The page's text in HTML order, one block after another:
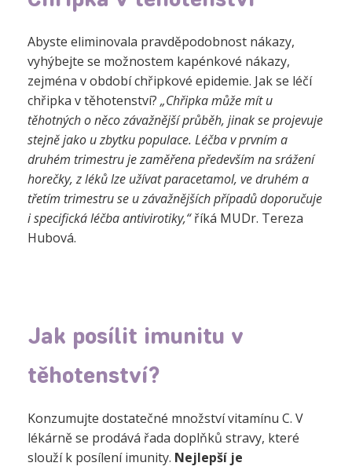
Abyste eliminovala pravděpodobnost nákazy,
vyhýbejte se možnostem kapénkové nákazy,
zejména v období chřipkové epidemie. Jak se léčí
chřipka v těhotenství? „Chřipka může mít u
těhotných o něco závažnější průběh, jinak se projevuje
stejně jako u zbytku populace. Léčba v prvním a
druhém trimestru je zaměřena především na srážení
horečky, z léků lze užívat paracetamol, ve druhém a
třetím trimestru se u závažnějších případů doporučuje
i specifická léčba antivirotiky,“říká MUDr. Tereza
Hubová.
Jak posílit imunitu v
těhotenství?
Konzumujte dostatečné množství vitamínu C. V
lékárně se prodává řada doplňků stravy, které
slouží k posílení imunity. Nejlepší je